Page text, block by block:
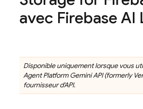
avec Firebase AI
Disponible uniquement lorsque vous
Agent PlatformGemini API (formerly
fournisseur d'API.